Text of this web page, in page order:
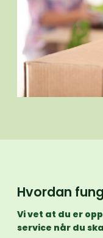
Hvordan
Vi vet at du er
service når du